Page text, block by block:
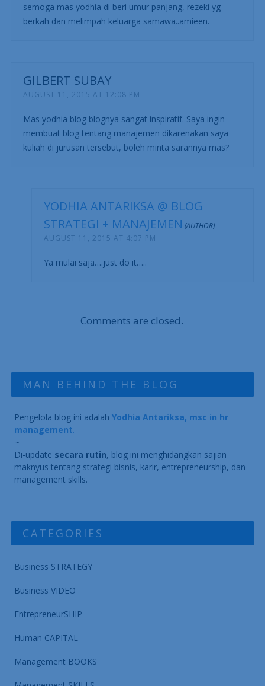
semoga mas yodhia di beri umur panjang, rezeki yg
berkah dan melimpah keluarga samawa..amieen.
GILBERT SUBAY
AUGUST 11, 2015 AT 12:08 PM
Mas yodhia blog blognya sangat inspiratif. Saya ingin
membuat blog tentang manajemen dikarenakan saya
kuliah di jurusan tersebut, boleh minta sarannya mas?
YODHIA ANTARIKSA @ BLOG
STRATEGI + MANAJEMEN
AUGUST 11, 2015 AT 4:07 PM
Ya mulai saja….just do it…..
Comments are closed.
MAN BEHIND THE BLOG
Pengelola blog ini adalah Yodhia Antariksa, msc in hr
management.
~
Di-update secara rutin, blog ini menghidangkan sajian
maknyus tentang strategi bisnis, karir, entrepreneurship, dan
management skills.
CATEGORIES
Business STRATEGY
Business VIDEO
EntrepreneurSHIP
Human CAPITAL
Management BOOKS